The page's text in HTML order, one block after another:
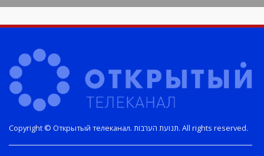
Copyright © Открытый телеканал. תנועת הערבות. All rights reserved.